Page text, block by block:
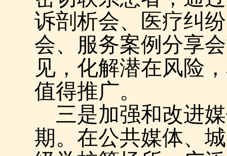
诉剖析会、医疗纠
会、服务案例分享
见，化解潜在风险
值得推广。
三是加强和改进
期。在公共媒体、